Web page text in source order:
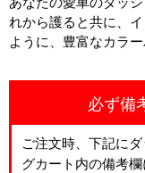
れから護ると共に、
ように、豊富なカラ
必ず備
ご注文時、下記に
グカート内の備考欄